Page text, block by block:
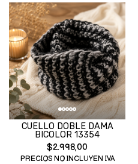
CUELLO DOBLE DAMA
BICOLOR 13354
$2.998,00
PRECIOS NO INCLUYEN IVA